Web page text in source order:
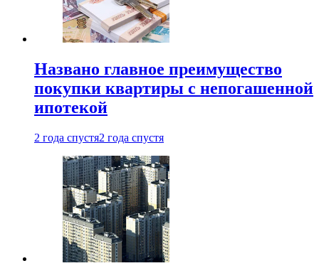
Названо главное преимущество
покупки квартиры с непогашенной
ипотекой
2 года спустя2 года спустя